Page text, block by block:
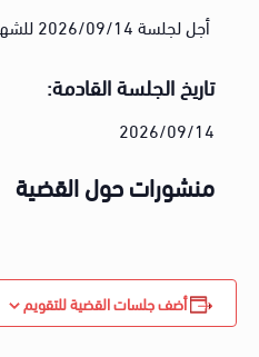
أجل لجلسة 2026/09/14 للشهود
تاريخ الجلسة القادمة:
2026/09/14
منشورات حول القضية
أضف جلسات القضية للتقويم